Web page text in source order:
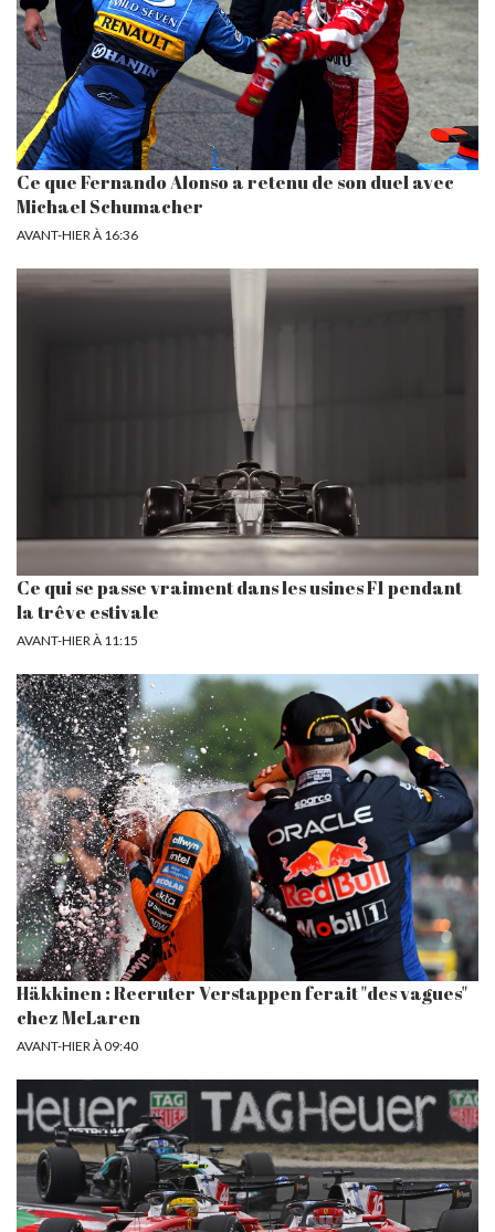
Ce que Fernando Alonso a retenu de son duel avec
Michael Schumacher
AVANT-HIER À 16:36
Ce qui se passe vraiment dans les usines F1 pendant
la trêve estivale
AVANT-HIER À 11:15
Häkkinen : Recruter Verstappen ferait "des vagues"
chez McLaren
AVANT-HIER À 09:40